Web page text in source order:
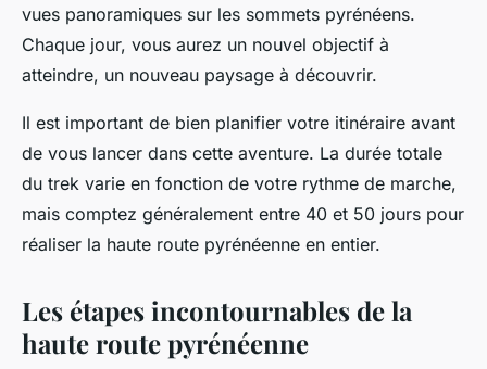
vues panoramiques sur les sommets pyrénéens.
Chaque jour, vous aurez un nouvel objectif à
atteindre, un nouveau paysage à découvrir.
Il est important de bien planifier votre itinéraire avant
de vous lancer dans cette aventure. La durée totale
du trek varie en fonction de votre rythme de marche,
mais comptez généralement entre 40 et 50 jours pour
réaliser la haute route pyrénéenne en entier.
Les étapes incontournables de la
haute route pyrénéenne